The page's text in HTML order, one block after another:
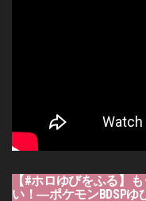
【#ホロゆびをふる】
い！―ポケモンBDSPゆ